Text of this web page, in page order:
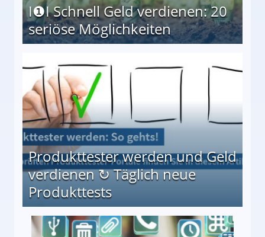
I❶I Schnell Geld verdienen: 20
seriöse Möglichkeiten
Produkttester werden und Geld
verdienen ↻ Täglich neue
Produkttests
↻ Täglich neue Produkttests